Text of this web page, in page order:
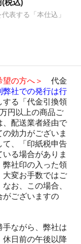
(税込)
表する「本仕込」
の方へ＞
代金
弊社での発行は行
する「代金引換領
円以上の商品ご
、配送業者経由で
効力がございま
て、「印紙税申告
る場合がありま
弊社印の入った領
大変お手数ではご
お、この場合、
がございますの
ながら、弊社は
休日前の午後以降